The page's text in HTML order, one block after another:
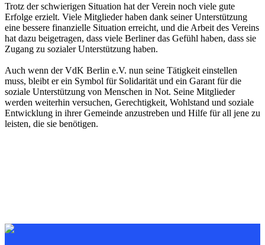
Trotz der schwierigen Situation hat der Verein noch viele gute
Erfolge erzielt. Viele Mitglieder haben dank seiner Unterstützung
eine bessere finanzielle Situation erreicht, und die Arbeit des Vereins
hat dazu beigetragen, dass viele Berliner das Gefühl haben, dass sie
Zugang zu sozialer Unterstützung haben.
Auch wenn der VdK Berlin e.V. nun seine Tätigkeit einstellen
muss, bleibt er ein Symbol für Solidarität und ein Garant für die
soziale Unterstützung von Menschen in Not. Seine Mitglieder
werden weiterhin versuchen, Gerechtigkeit, Wohlstand und soziale
Entwicklung in ihrer Gemeinde anzustreben und Hilfe für all jene zu
leisten, die sie benötigen.